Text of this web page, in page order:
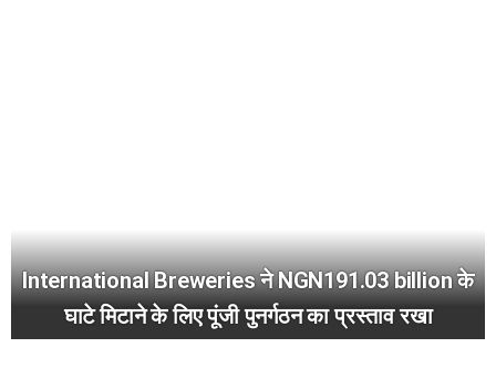
International Breweries ने NGN191.03 billion के
घाटे मिटाने के लिए पूंजी पुनर्गठन का प्रस्ताव रखा